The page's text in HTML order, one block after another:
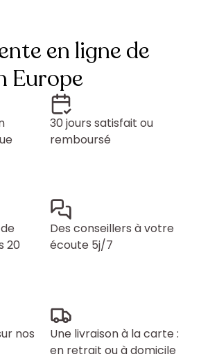
en ligne de
Europe
30 jours satisfait ou
remboursé
20
Des conseillers à votre
écoute 5j/7
nos
Une livraison à la carte :
en retrait ou à domicile